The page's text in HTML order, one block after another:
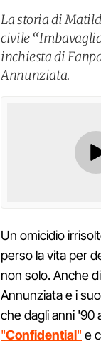
La storia di
civile
inchiesta di
Annunziata.
Un omicidio
perso la vita per
non solo. Anche
Annunziata e i
che dagli anni '90
"Confidential" e